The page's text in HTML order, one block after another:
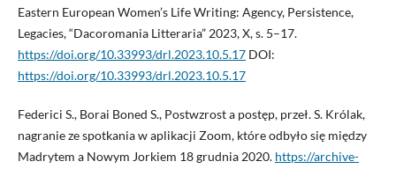
Eastern European Women’s Life Writing: Agency, Persistence,
Legacies, “Dacoromania Litteraria” 2023, X, s. 5–17.
https://doi.org/10.33993/drl.2023.10.5.17DOI:
https://doi.org/10.33993/drl.2023.10.5.17
Federici S., Borai Boned S., Postwzrost a postęp, przeł. S. Królak,
nagranie ze spotkania w aplikacji Zoom, które odbyło się między
Madrytem a Nowym Jorkiem 18 grudnia 2020. https://archive-